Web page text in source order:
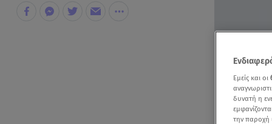
Εμείς και οι
δυνατή η
την παροχή